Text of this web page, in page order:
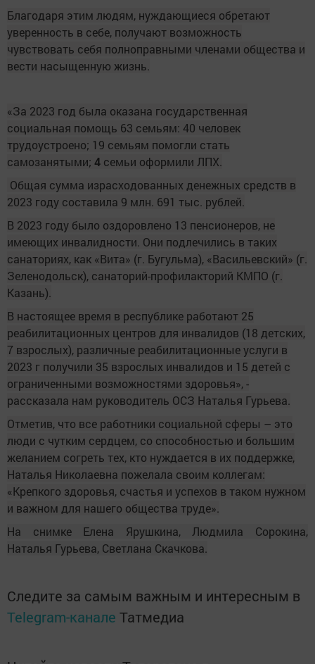
Благодаря этим людям, нуждающиеся обретают
уверенность в себе, получают возможность
чувствовать себя полноправными членами общества и
вести насыщенную жизнь.
«За 2023 год была оказана государственная
социальная помощь 63 семьям: 40 человек
трудоустроено; 19 семьям помогли стать
самозанятыми; 4 семьи оформили ЛПХ.
Общая сумма израсходованных денежных средств в
2023 году составила 9 млн. 691 тыс. рублей.
В 2023 году было оздоровлено 13 пенсионеров, не
имеющих инвалидности. Они подлечились в таких
санаториях, как «Вита» (г. Бугульма), «Васильевский» (г.
Зеленодольск), санаторий-профилакторий КМПО (г.
Казань).
В настоящее время в республике работают 25
реабилитационных центров для инвалидов (18 детских,
7 взрослых), различные реабилитационные услуги в
2023 г получили 35 взрослых инвалидов и 15 детей с
ограниченными возможностями здоровья», -
рассказала нам руководитель ОСЗ Наталья Гурьева.
Отметив, что все работники социальной сферы – это
люди с чутким сердцем, со способностью и большим
желанием согреть тех, кто нуждается в их поддержке,
Наталья Николаевна пожелала своим коллегам:
«Крепкого здоровья, счастья и успехов в таком нужном
и важном для нашего общества труде».
На снимке Елена Ярушкина, Людмила Сорокина,
Наталья Гурьева, Светлана Скачкова.
Следите за самым важным и интересным в
Telegram-канале Татмедиа